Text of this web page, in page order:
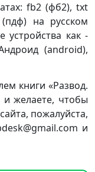
fb2 (фб2), txt
на русском
устройства как -
(android),
книги «Развод.
желаете, чтобы
пожалуйста,
и